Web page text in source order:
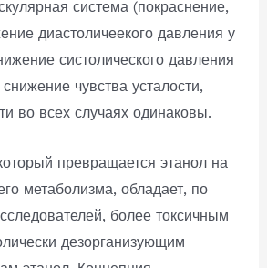
система (покраснение,
диастоличеекого давления у
систолического давления
чувства усталости,
во всех случаях одинаковы.
превращается этанол на
метаболизма, обладает, по
более токсичным
дезорганизующим